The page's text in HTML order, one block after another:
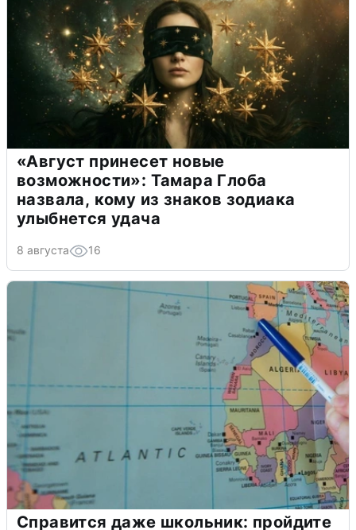
«Август принесет новые
возможности»: Тамара Глоба
назвала, кому из знаков зодиака
улыбнется удача
8 августа 16
Справится даже школьник: пройдите